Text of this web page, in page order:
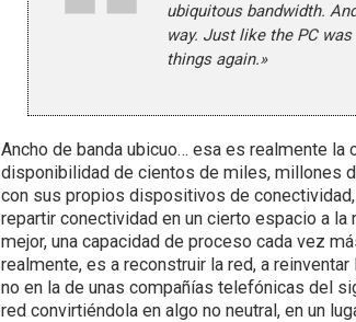
ubiquitous bandwidth.
way. Just like the PC
things again.»
Ancho de banda ubicuo… esa es realmente la
disponibilidad de cientos de miles, millones
con sus propios dispositivos de
repartir conectividad en un cierto espacio a la
mejor, una capacidad de proceso cada vez
realmente, es a reconstruir la red, a
no en la de unas compañías telefónicas del
red convirtiéndola en algo no neutral, en un